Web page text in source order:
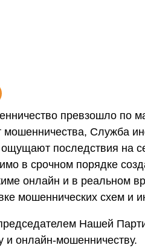
превзошло по
мошенничества, Служба
последствия на
в срочном порядке
онлайн и в реальном
мошеннических схем и
Нашей
онлайн-мошенничеству.